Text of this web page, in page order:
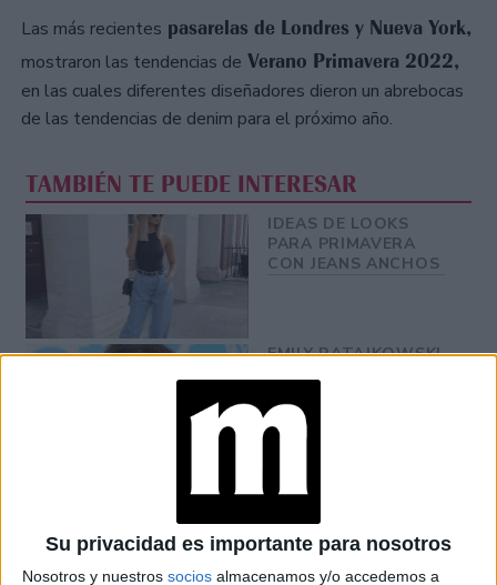
Su privacidad es importante para nosotros
Nosotros y nuestros socios almacenamos y/o accedemos a
Las más recientes pasarelas de Londres y Nueva York,
mostraron las tendencias de Verano Primavera 2022,
en las cuales diferentes diseñadores dieron un abrebocas
de las tendencias de denim para el próximo año.
TAMBIÉN TE PUEDE INTERESAR
IDEAS DE LOOKS
PARA PRIMAVERA
CON JEANS ANCHOS
EMILY RATAJKOWSKI
CREA UN LOOK
BÁSICO INFALTABLE
WIDE LEG JEANS:
LOOKS EN VÍSPERAS
DE LA PRIMAVERA